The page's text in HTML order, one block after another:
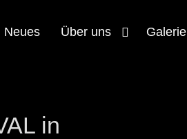
Neues Über uns Galerie
in